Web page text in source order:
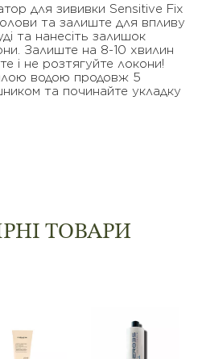
для зививки Sensitive Fix
та залиште для впливу
та нанесiть залишок
Залиште на 8-10 хвилин
i не розтягуйте локони!
водою продовж 5
та починайте укладку
ТОВАРИ